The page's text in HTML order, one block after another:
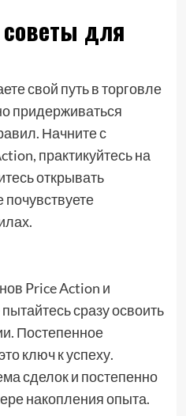
для
свой путь в торговле
придерживаться
Начните с
практикуйтесь на
открывать
почувствуете
Price Action и
сразу освоить
Постепенное
ключ к успеху.
сделок и постепенно
накопления опыта.